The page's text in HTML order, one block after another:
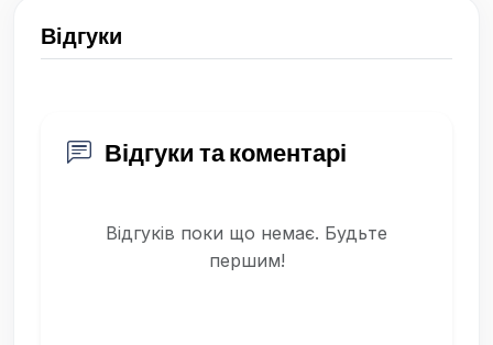
Відгуки
Відгуки та коментарі
Відгуків поки що немає. Будьте
першим!